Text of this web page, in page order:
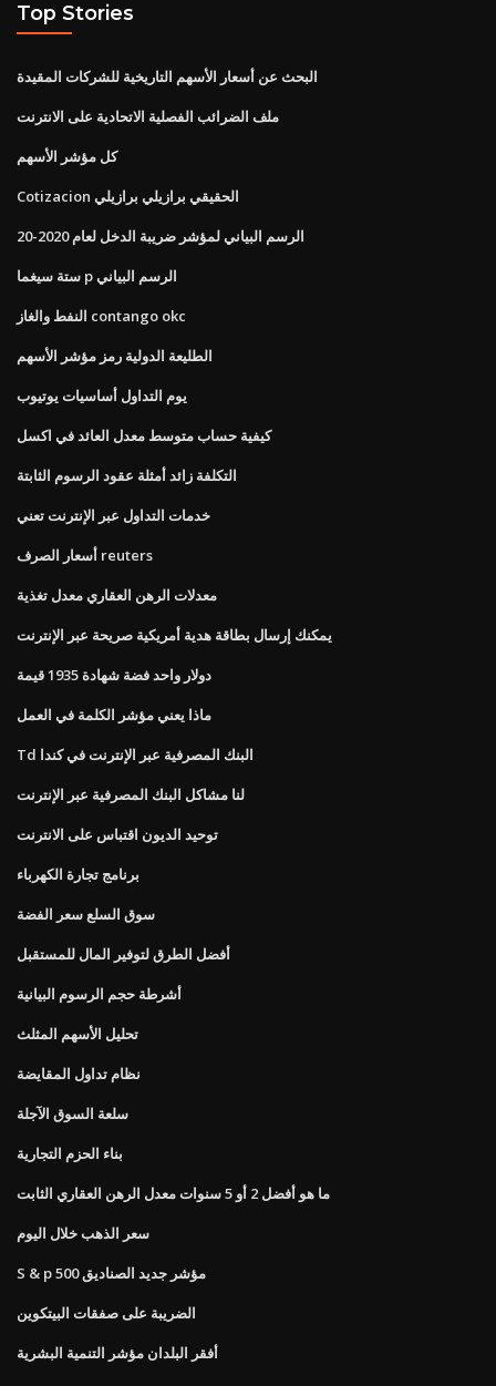
Top Stories
البحث عن أسعار الأسهم التاريخية للشركات المقيدة
ملف الضرائب الفصلية الاتحادية على الانترنت
كل مؤشر الأسهم
Cotizacion الحقيقي برازيلي برازيلي
الرسم البياني لمؤشر ضريبة الدخل لعام 2020-20
ستة سيغما p الرسم البياني
النفط والغاز contango okc
الطليعة الدولية رمز مؤشر الأسهم
يوم التداول أساسيات يوتيوب
كيفية حساب متوسط ​​معدل العائد في اكسل
التكلفة زائد أمثلة عقود الرسوم الثابتة
خدمات التداول عبر الإنترنت تعني
أسعار الصرف reuters
معدلات الرهن العقاري معدل تغذية
يمكنك إرسال بطاقة هدية أمريكية صريحة عبر الإنترنت
دولار واحد فضة شهادة 1935 قيمة
ماذا يعني مؤشر الكلمة في العمل
Td البنك المصرفية عبر الإنترنت في كندا
لنا مشاكل البنك المصرفية عبر الإنترنت
توحيد الديون اقتباس على الانترنت
برنامج تجارة الكهرباء
سوق السلع سعر الفضة
أفضل الطرق لتوفير المال للمستقبل
أشرطة حجم الرسوم البيانية
تحليل الأسهم المثلث
نظام تداول المقايضة
سلعة السوق الآجلة
بناء الحزم التجارية
ما هو أفضل 2 أو 5 سنوات معدل الرهن العقاري الثابت
سعر الذهب خلال اليوم
S & p 500 مؤشر جديد الصناديق
الضريبة على صفقات البيتكوين
أفقر البلدان مؤشر التنمية البشرية